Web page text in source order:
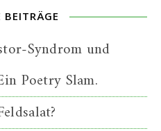
BEITRÄGE
Syndrom und
Poetry Slam.